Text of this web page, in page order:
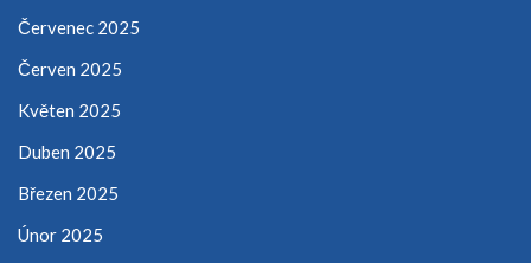
Červenec 2025
Červen 2025
Květen 2025
Duben 2025
Březen 2025
Únor 2025